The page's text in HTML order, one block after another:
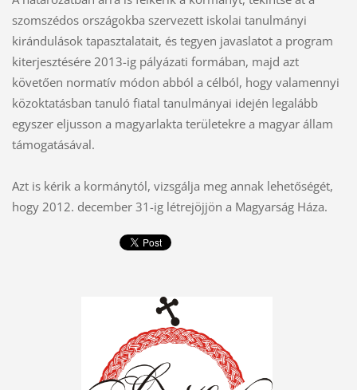
szomszédos országokba szervezett iskolai tanulmányi
kirándulások tapasztalatait, és tegyen javaslatot a program
kiterjesztésére 2013-ig pályázati formában, majd azt
követően normatív módon abból a célból, hogy valamennyi
közoktatásban tanuló fiatal tanulmányai idején legalább
egyszer eljusson a magyarlakta területekre a magyar állam
támogatásával.
Azt is kérik a kormánytól, vizsgálja meg annak lehetőségét,
hogy 2012. december 31-ig létrejöjjön a Magyarság Háza.